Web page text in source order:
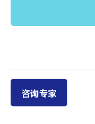
咨询专家